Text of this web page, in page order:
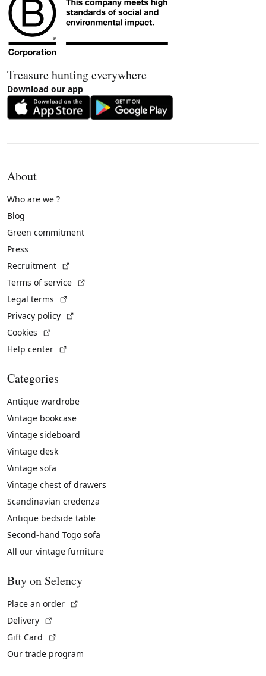
Treasure hunting everywhere
Download our app
About
Who are we ?
Blog
Green commitment
Press
Recruitment
Terms of service
Legal terms
Privacy policy
Cookies
Help center
Categories
Antique wardrobe
Vintage bookcase
Vintage sideboard
Vintage desk
Vintage sofa
Vintage chest of drawers
Scandinavian credenza
Antique bedside table
Second-hand Togo sofa
All our vintage furniture
Buy on Selency
Place an order
Delivery
Gift Card
Our trade program